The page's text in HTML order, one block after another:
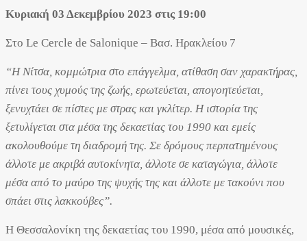
Κυριακή 03 Δεκεμβρίου 2023 στις 19:00
Στο Le Cercle de Salonique – Βασ. Ηρακλείου 7
“Η Νίτσα, κομμώτρια στο επάγγελμα, ατίθαση σαν χαρακτήρας,
πίνει τους χυμούς της ζωής, ερωτεύεται, απογοητεύεται,
ξενυχτάει σε πίστες με στρας και γκλίτερ. Η ιστορία της
ξετυλίγεται στα μέσα της δεκαετίας του 1990 και εμείς
ακολουθούμε τη διαδρομή της. Σε δρόμους περπατημένους
άλλοτε με ακριβά αυτοκίνητα, άλλοτε σε καταγώγια, άλλοτε
μέσα από το μαύρο της ψυχής της και άλλοτε με τακούνι που
σπάει στις λακκούβες”.
Η Θεσσαλονίκη της δεκαετίας του 1990, μέσα από μουσικές,